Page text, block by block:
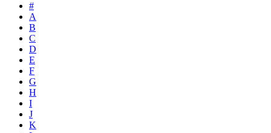
#
A
B
C
D
E
F
G
H
I
J
K